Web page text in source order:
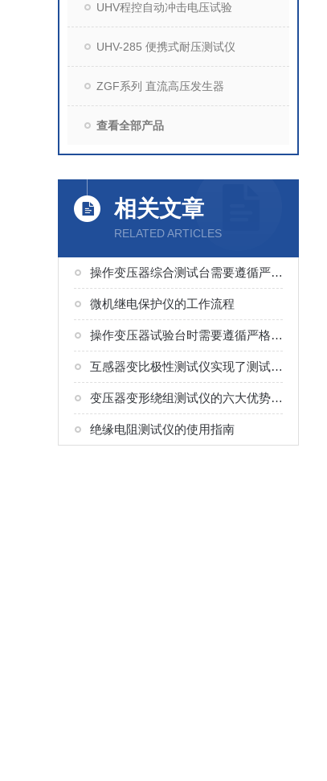
UHV程控自动冲击电压试验
UHV-285 便携式耐压测试仪
ZGF系列 直流高压发生器
查看全部产品
相关文章
RELATED ARTICLES
操作变压器综合测试台需要遵循严格的安全规程
微机继电保护仪的工作流程
操作变压器试验台时需要遵循严格的安全规程
互感器变比极性测试仪实现了测试的集成化与简便性
变压器变形绕组测试仪的六大优势分析
绝缘电阻测试仪的使用指南